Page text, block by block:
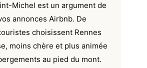
Michel est un argument de
annonces Airbnb. De
choisissent Rennes
moins chère et plus animée
au pied du mont.